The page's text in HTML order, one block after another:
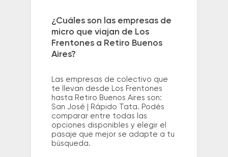
¿Cuáles son las empresas de
micro que viajan de Los
Frentones a Retiro Buenos
Aires?
Las empresas de colectivo que
te llevan desde Los Frentones
hasta Retiro Buenos Aires son:
San José | Rápido Tata. Podés
comparar entre todas las
opciones disponibles y elegir el
pasaje que mejor se adapte a tu
búsqueda.